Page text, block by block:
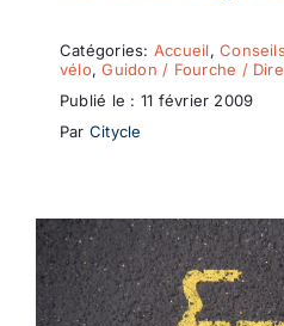
Catégories: Accueil,
vélo,Guidon / Fourche /
Publié le : 11 février 2009
Par Citycle